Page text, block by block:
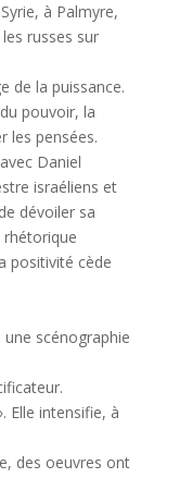
à Palmyre,
russes sur
de la puissance.
pouvoir, la
les pensées.
Daniel
israéliens et
dévoiler sa
positivité cède
une scénographie
Elle intensifie, à
des oeuvres ont